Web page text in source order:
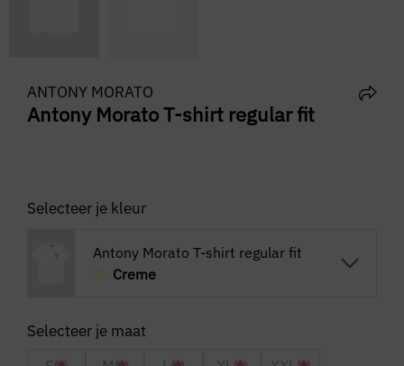
ANTONY MORATO
Antony Morato T-shirt regular fit
Selecteer je kleur
Antony Morato T-shirt regular fit
Creme